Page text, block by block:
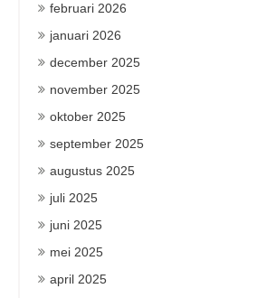
februari 2026
januari 2026
december 2025
november 2025
oktober 2025
september 2025
augustus 2025
juli 2025
juni 2025
mei 2025
april 2025